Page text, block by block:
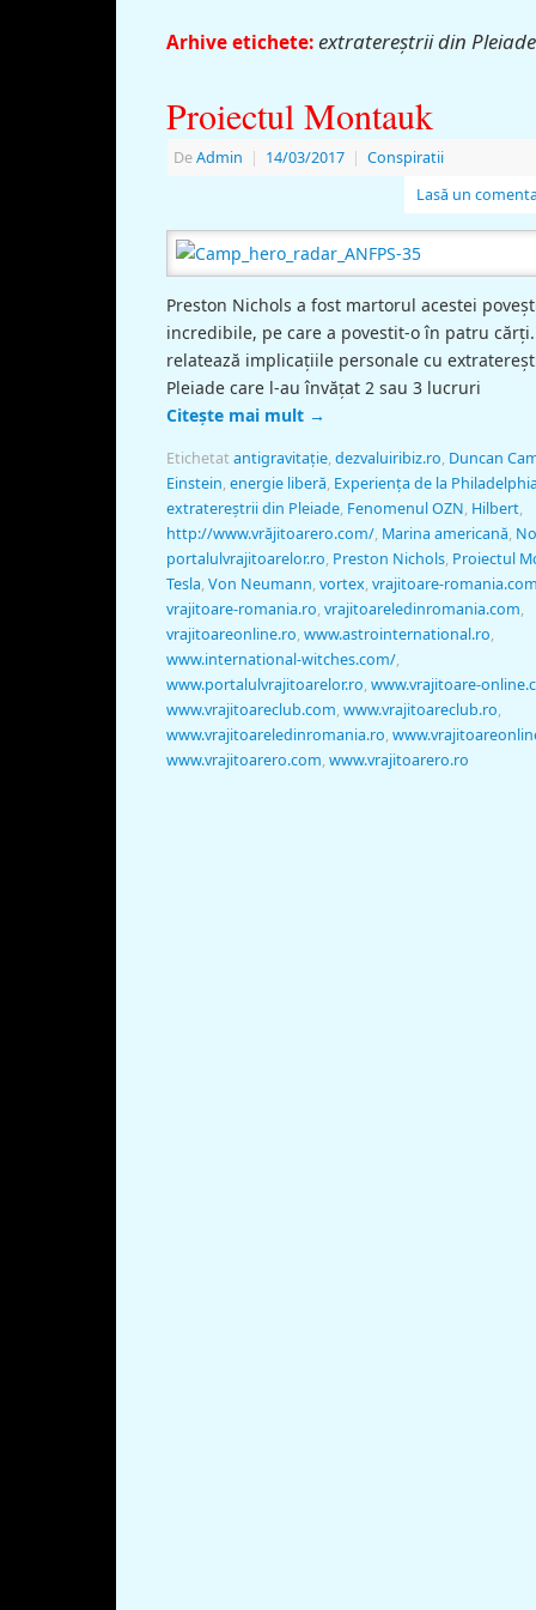
Arhive etichete:extratereştrii din Pleiade
Proiectul Montauk
DeAdmin | 14/03/2017 | Conspiratii
Lasă un
Preston Nichols a fost martorul acestei
incredibile, pe care a povestit-o în patru cărţi.
relatează implicaţiile personale cu
Pleiade care l-au învăţat 2 sau 3 lucruri
Citește mai mult →
Etichetat antigravitaţie,dezvaluiribiz.ro, Duncan
Einstein,energie liberă, Experienţa de la Philadelphia
extratereştrii din Pleiade, Fenomenul OZN, Hilbert,
http://www.vrăjitoarero.com/, Marina americană,
portalulvrajitoarelor.ro, Preston Nichols, Proiectul
Tesla,Von Neumann,vortex,vrajitoare-romania.com
vrajitoare-romania.ro,vrajitoareledinromania.com,
vrajitoareonline.ro,www.astrointernational.ro,
www.international-witches.com/,
www.portalulvrajitoarelor.ro,www.vrajitoare-
www.vrajitoareclub.com,www.vrajitoareclub.ro,
www.vrajitoareledinromania.ro,
www.vrajitoarero.com,www.vrajitoarero.ro